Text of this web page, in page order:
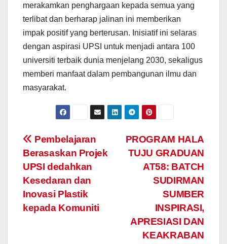
merakamkan penghargaan kepada semua yang
terlibat dan berharap jalinan ini memberikan
impak positif yang berterusan. Inisiatif ini selaras
dengan aspirasi UPSI untuk menjadi antara 100
universiti terbaik dunia menjelang 2030, sekaligus
memberi manfaat dalam pembangunan ilmu dan
masyarakat.
Navigasi
kiriman
PROGRAM HALA
TUJU GRADUAN
AT58: BATCH
SUDIRMAN
SUMBER
INSPIRASI,
APRESIASI DAN
KEAKRABAN
Pembelajaran
Berasaskan Projek
UPSI dedahkan
Kesedaran dan
Inovasi Plastik
kepada Komuniti